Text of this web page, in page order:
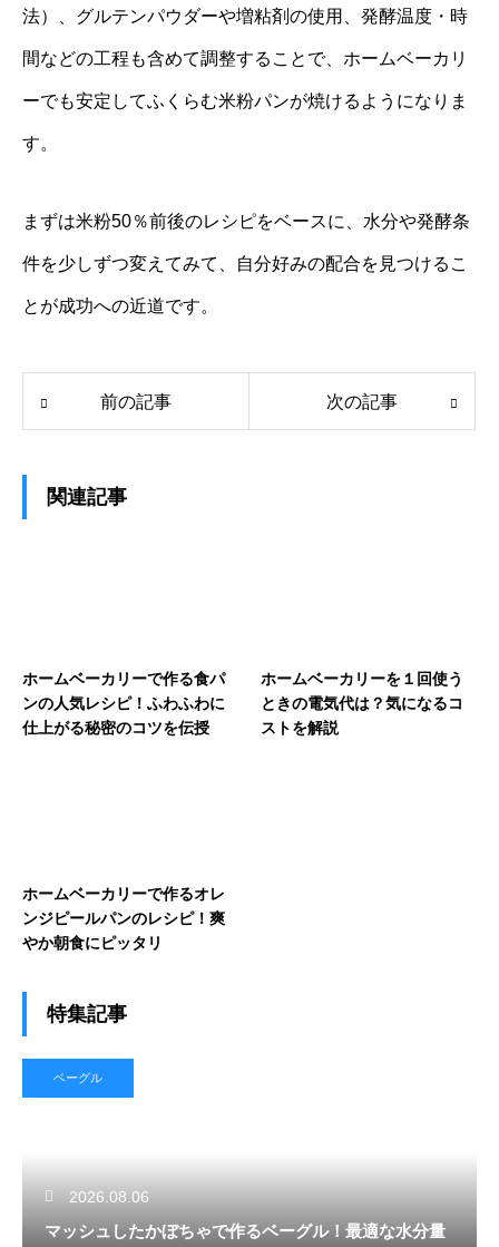
法）、グルテンパウダーや増粘剤の使用、発酵温度・時
間などの工程も含めて調整することで、ホームベーカリ
ーでも安定してふくらむ米粉パンが焼けるようになりま
す。
まずは米粉50％前後のレシピをベースに、水分や発酵条
件を少しずつ変えてみて、自分好みの配合を見つけるこ
とが成功への近道です。
前の記事 次の記事
関連記事
ホームベーカリーで作る食パ
ンの人気レシピ！ふわふわに
仕上がる秘密のコツを伝授
ホームベーカリーを１回使う
ときの電気代は？気になるコ
ストを解説
ホームベーカリーで作るオレ
ンジピールパンのレシピ！爽
やか朝食にピッタリ
特集記事
ベーグル
2026.08.06
マッシュしたかぼちゃで作るベーグル！最適な水分量